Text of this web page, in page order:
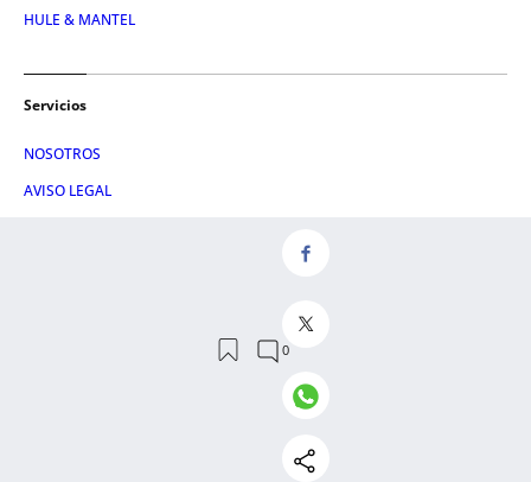
HULE & MANTEL
Servicios
NOSOTROS
AVISO LEGAL